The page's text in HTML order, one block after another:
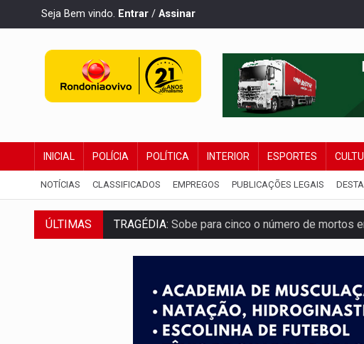
Seja Bem vindo. Entrar / Assinar
INICIAL POLÍCIA POLÍTICA INTERIOR ESPORTES
NOTÍCIAS CLASSIFICADOS EMPREGOS PUBLICAÇÕES LEGAIS
ÚLTIMAS
TRAGÉDIA:Sobe para cinco o número de mortos
TRANSPORTE DE ARROZ:MPF assegura
DEEPFAKE:Sancionada lei contra violência
COLEGIADO:Brasil e Rússia discutem energia
URGENTE:Colisão entre caminhão e carro deixa